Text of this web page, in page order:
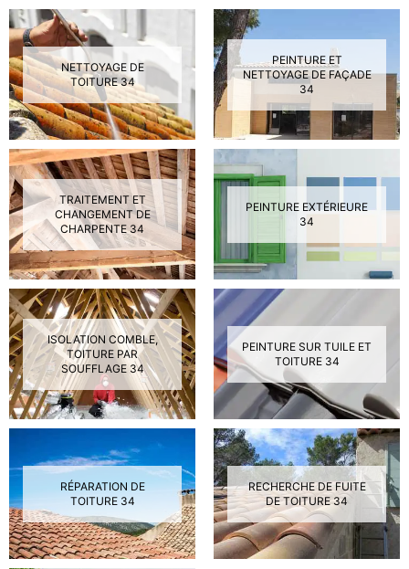
NETTOYAGE DE
TOITURE 34
PEINTURE ET
NETTOYAGE DE FAÇADE
34
TRAITEMENT ET
CHANGEMENT DE
CHARPENTE 34
PEINTURE EXTÉRIEURE
34
ISOLATION COMBLE,
TOITURE PAR
SOUFFLAGE 34
PEINTURE SUR TUILE ET
TOITURE 34
RÉPARATION DE
TOITURE 34
RECHERCHE DE FUITE
DE TOITURE 34